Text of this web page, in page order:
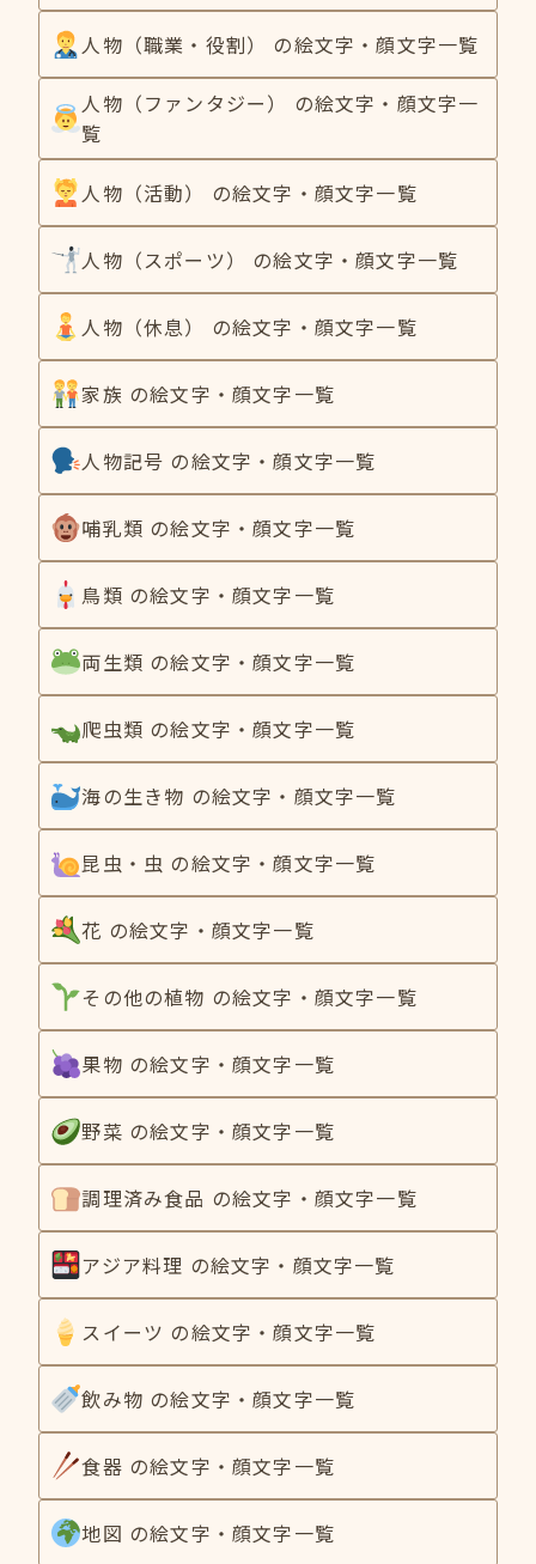
人物（職業・役割） の絵文字・顔文字一覧
人物（ファンタジー） の絵文字・顔文字一
覧
人物（活動） の絵文字・顔文字一覧
人物（スポーツ） の絵文字・顔文字一覧
人物（休息） の絵文字・顔文字一覧
家族 の絵文字・顔文字一覧
人物記号 の絵文字・顔文字一覧
哺乳類 の絵文字・顔文字一覧
鳥類 の絵文字・顔文字一覧
両生類 の絵文字・顔文字一覧
爬虫類 の絵文字・顔文字一覧
海の生き物 の絵文字・顔文字一覧
昆虫・虫 の絵文字・顔文字一覧
花 の絵文字・顔文字一覧
その他の植物 の絵文字・顔文字一覧
果物 の絵文字・顔文字一覧
野菜 の絵文字・顔文字一覧
調理済み食品 の絵文字・顔文字一覧
アジア料理 の絵文字・顔文字一覧
スイーツ の絵文字・顔文字一覧
飲み物 の絵文字・顔文字一覧
食器 の絵文字・顔文字一覧
地図 の絵文字・顔文字一覧